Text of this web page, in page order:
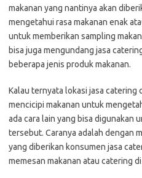
makanan yang nantinya akan
mengetahui rasa makanan enak
untuk memberikan sampling
bisa juga mengundang jasa
beberapa jenis produk makanan.
Kalau ternyata lokasi jasa catering
mencicipi makanan untuk
ada cara lain yang bisa digunakan
tersebut. Caranya adalah dengan
yang diberikan konsumen jasa
memesan makanan atau catering